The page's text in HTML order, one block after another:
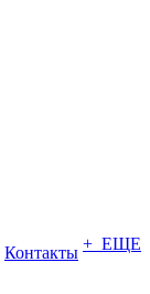
Контакты + ЕЩЕ